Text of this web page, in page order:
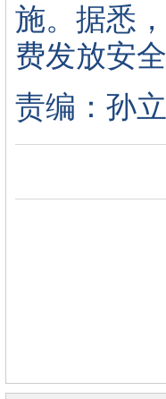
施。据悉
费发放安
责编：孙